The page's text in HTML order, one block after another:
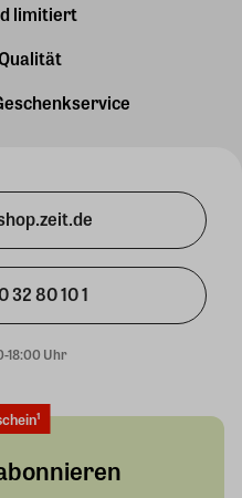
limitiert
32 80 10 1
18:00 Uhr